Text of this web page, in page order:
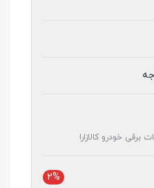
خودرو کالازارا
2%